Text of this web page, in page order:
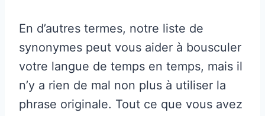
En d’autres termes, notre liste de
synonymes peut vous aider à bousculer
votre langue de temps en temps, mais il
n’y a rien de mal non plus à utiliser la
phrase originale. Tout ce que vous avez